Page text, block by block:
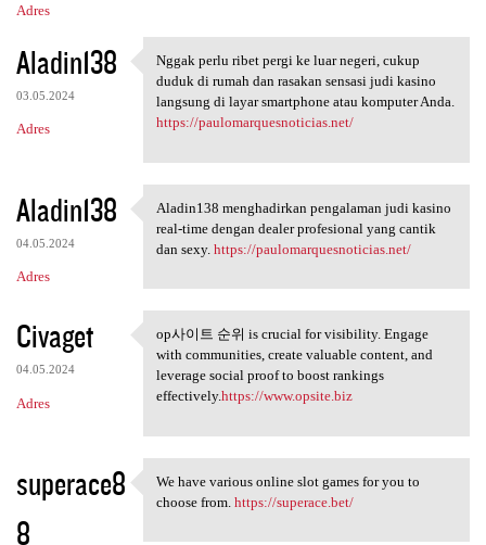
Adres
Aladin138
03.05.2024
Adres
Nggak perlu ribet pergi ke
Nggak perlu ribet pergi ke luar negeri, cukup
duduk di rumah dan rasakan sensasi judi kasino
langsung di layar smartphone atau komputer Anda.
https://paulomarquesnoticias.net/
Aladin138
04.05.2024
Adres
Aladin138 menghadirkan
Aladin138 menghadirkan pengalaman judi kasino
real-time dengan dealer profesional yang cantik
dan sexy. https://paulomarquesnoticias.net/
Civaget
04.05.2024
Adres
op사이트 순위 is crucial for
op사이트 순위 is crucial for visibility. Engage
with communities, create valuable content, and
leverage social proof to boost rankings
effectively.https://www.opsite.biz
superace8
8
We have various online slot
We have various online slot games for you to
choose from. https://superace.bet/